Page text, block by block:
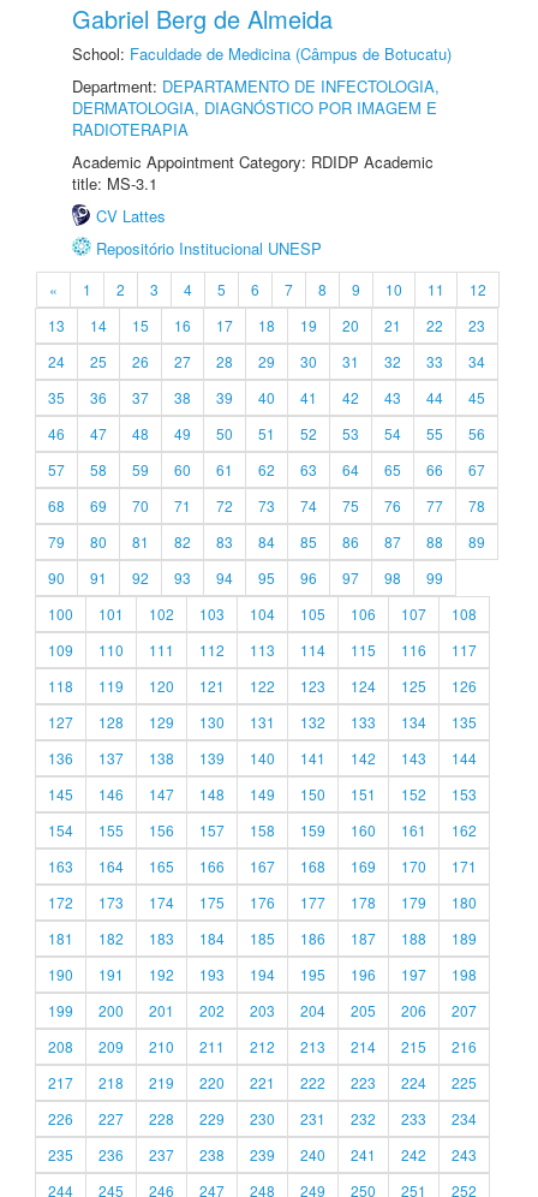
Gabriel Berg de Almeida
School: Faculdade de Medicina (Câmpus de Botucatu)
Department: DEPARTAMENTO DE INFECTOLOGIA,
DERMATOLOGIA, DIAGNÓSTICO POR IMAGEM E
RADIOTERAPIA
Academic Appointment Category: RDIDP Academic
title: MS-3.1
CV Lattes
Repositório Institucional UNESP
« 1 2 3 4 5 6 7 8 9 10 11
12
13
14 15 16 17 18 19 20 21 22
23
24
25 26 27 28 29 30 31 32 33
34
35
36 37 38 39 40 41 42 43 44
45
46
47 48 49 50 51 52 53 54 55
56
57
58 59 60 61 62 63 64 65 66
67
68
69 70 71 72 73 74 75 76 77
78
79
80 81 82 83 84 85 86 87 88
89
90
91 92 93 94 95 96 97 98
99
100
101 102 103 104 105 106 107
108
109
110 111 112 113 114 115 116
117
118
119 120 121 122 123 124 125
126
127
128 129 130 131 132 133 134
135
136
137 138 139 140 141 142 143
144
145
146 147 148 149 150 151 152
153
154
155 156 157 158 159 160 161
162
163
164 165 166 167 168 169 170
171
172
173 174 175 176 177 178 179
180
181
182 183 184 185 186 187 188
189
190
191 192 193 194 195 196 197
198
199
200 201 202 203 204 205 206
207
208
209 210 211 212 213 214 215
216
217
218 219 220 221 222 223 224
225
226
227 228 229 230 231 232 233
234
235
236 237 238 239 240 241 242
243
244
245 246 247 248 249 250 251 252